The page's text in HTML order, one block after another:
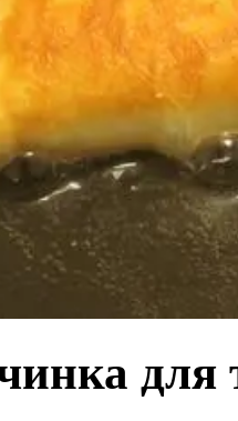
для